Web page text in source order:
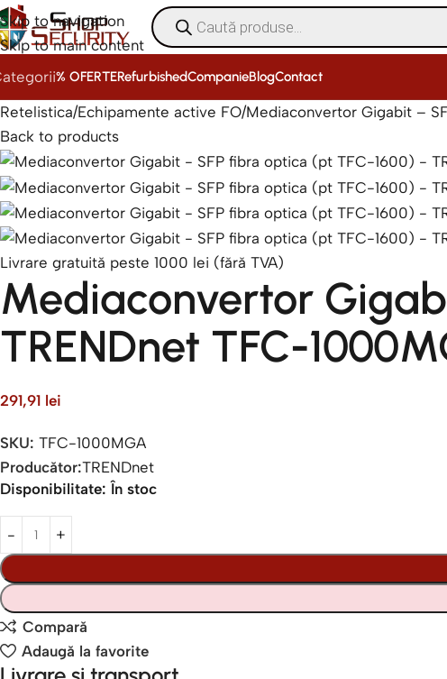
Skip to navigation
Skip to main content
% OFERTERefurbishedCompanieBlogContact
Retelistica Echipamente active FO Mediaconvertor Gigabit –
Back to products
Livrare gratuită peste 1000 lei (fără TVA)
Mediaconvertor
TRENDnet TFC-
291,91 lei
SKU: TFC-1000MGA
Producător:TRENDnet
Disponibilitate: În stoc
Compară
Adaugă la favorite